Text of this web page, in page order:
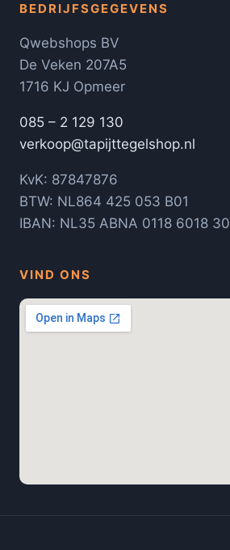
BEDRIJFSGEGEVENS
Qwebshops BV
De Veken 207A5
1716 KJ Opmeer
085 – 2 129 130
verkoop@tapijttegelshop.nl
KvK: 87847876
BTW: NL864 425 053 B01
IBAN: NL35 ABNA 0118 6018 30
VIND ONS